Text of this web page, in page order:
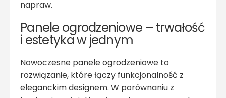
napraw.
Panele ogrodzeniowe – trwałość
i estetyka w jednym
Nowoczesne panele ogrodzeniowe to
rozwiązanie, które łączy funkcjonalność z
eleganckim designem. W porównaniu z